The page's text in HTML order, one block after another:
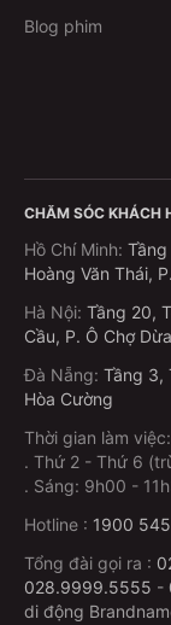
Blog phim
CHĂM SÓC KHÁCH
Hồ Chí Minh:
Hoàng Văn Thái,
Hà Nội: Tầng 20,
Cầu, P. Ô Chợ Dừa
Đà Nẵng: Tầng 3,
Hòa Cường
Thời gian làm việc:
. Thứ 2 - Thứ 6
. Sáng: 9h00 -
Hotline : 1900
Tổng đài gọi ra :
028.9999.5555 -
di động